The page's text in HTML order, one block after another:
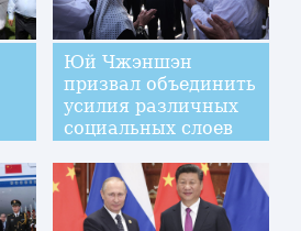
Юй Чжэншэн
призвал объединить
усилия различных
социальных слоев
среднезажиточного
общества